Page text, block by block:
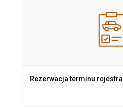
Rezerwacja terminu